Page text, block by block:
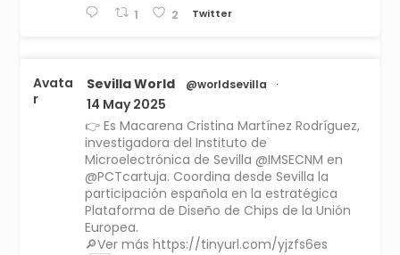
1 2 Twitter
Avata
r
Sevilla World @worldsevilla ·
14 May 2025
👉 Es Macarena Cristina Martínez Rodríguez,
investigadora del Instituto de
Microelectrónica de Sevilla @IMSECNM en
@PCTcartuja. Coordina desde Sevilla la
participación española en la estratégica
Plataforma de Diseño de Chips de la Unión
Europea.
🔎Ver más https://tinyurl.com/yjzfs6es